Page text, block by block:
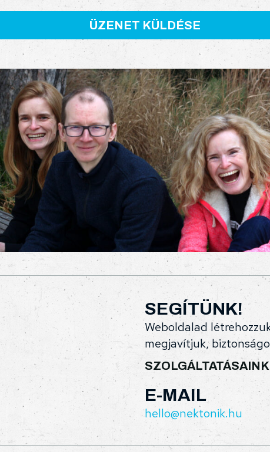
SEGÍTÜNK!
Weboldalad
megjavítjuk,
SZOLGÁLTATÁSAINK
E-MAIL
hello@nektonik.hu